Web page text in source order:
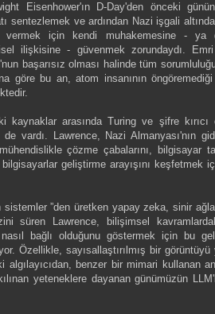
Eisenhower'ın D-Day'den önceki
sentezlemek ve ardından Nazi işgali
vermek için kendi muhakemesine - ya
ilişkisine - güvenmek zorundaydı.
başarısız olması halinde tüm
göre bu an, atom insanının
kaynaklar arasında Turing ve şifre kırıcı
vardı. Lawrence, Nazi Almanyası'nın
çözme çabalarını, bilgisayar
geliştirme arayışını keşfetmek
sistemler ”den üretken yapay zeka, sinir
süren Lawrence, bilişimsel
nasıl bağlı olduğunu göstermek için bu
Özellikle, sayısallaştırılmış bir
algılayıcıdan, benzer bir mimari kullanan
yeteneklere dayanan günümüzün